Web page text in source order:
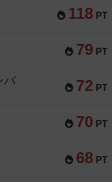
118 PT
79 PT
72 PT
バ
70 PT
68 PT